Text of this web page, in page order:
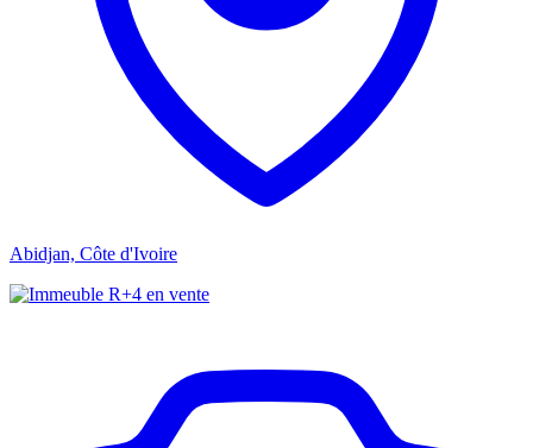
Abidjan, Côte d'Ivoire